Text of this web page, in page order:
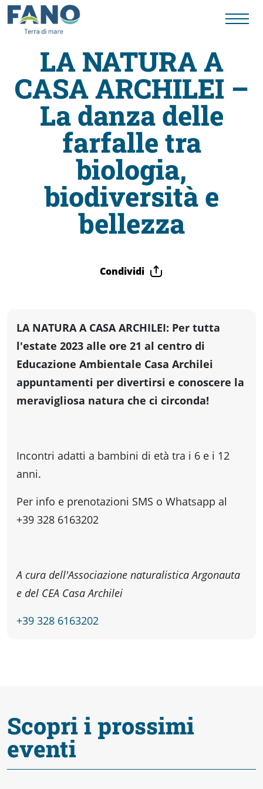
Fano
Visit
Card
Cose
storici
Enogastronomia
Guide
Fano
LA NATURA A
CASA ARCHILEI –
La danza delle
farfalle tra
biologia,
biodiversità e
bellezza
Condividi
LA NATURA A CASA ARCHILEI: Per tutta
l'estate 2023 alle ore 21 al centro di
Educazione Ambientale Casa Archilei
appuntamenti per divertirsi e conoscere la
meravigliosa natura che ci circonda!
Incontri adatti a bambini di età tra i 6 e i 12
anni.
Per info e prenotazioni SMS o Whatsapp al
+39 328 6163202
A cura dell'Associazione naturalistica Argonauta
e del CEA Casa Archilei
+39 328 6163202
Scopri i prossimi
eventi